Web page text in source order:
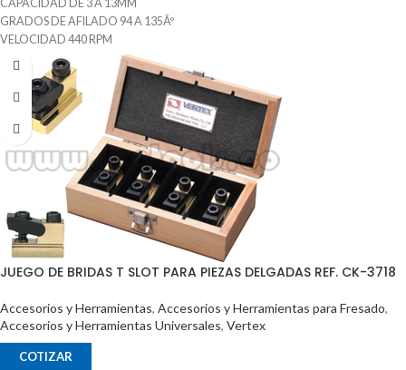
CAPACIDAD DE 3 A 13MM
GRADOS DE AFILADO 94 A 135Âº
VELOCIDAD 440 RPM
PESO DEL EQUIPO 9KG
PROCEDENCIA CHINA
MARCA MRCM
DISTRIBUIDO POR MCT-ENTERPRISES - MCTOOLS SAS
JUEGO DE BRIDAS T SLOT PARA PIEZAS DELGADAS REF. CK-3718
Accesorios y Herramientas, Accesorios y Herramientas para Fresado,
Accesorios y Herramientas Universales, Vertex
COTIZAR